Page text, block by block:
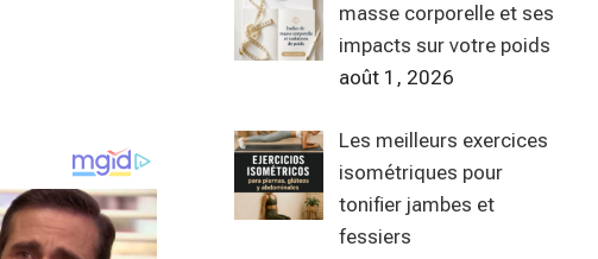
masse corporelle et ses
impacts sur votre poids
août 1, 2026
Les meilleurs exercices
isométriques pour
tonifier jambes et
fessiers